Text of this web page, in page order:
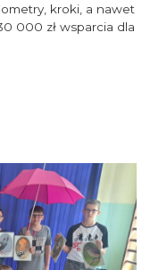
kroki, a nawet
000 zł wsparcia dla